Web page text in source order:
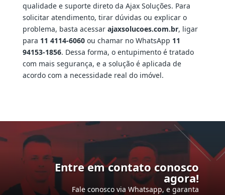
qualidade e suporte direto da Ajax Soluções. Para
solicitar atendimento, tirar dúvidas ou explicar o
problema, basta acessar ajaxsolucoes.com.br, ligar
para 11 4114-6060ou chamar no WhatsApp 11
94153-1856. Dessa forma, o entupimento é tratado
com mais segurança, e a solução é aplicada de
acordo com a necessidade real do imóvel.
Entre em contato conosco
agora!
Fale conosco via Whatsapp, e garanta